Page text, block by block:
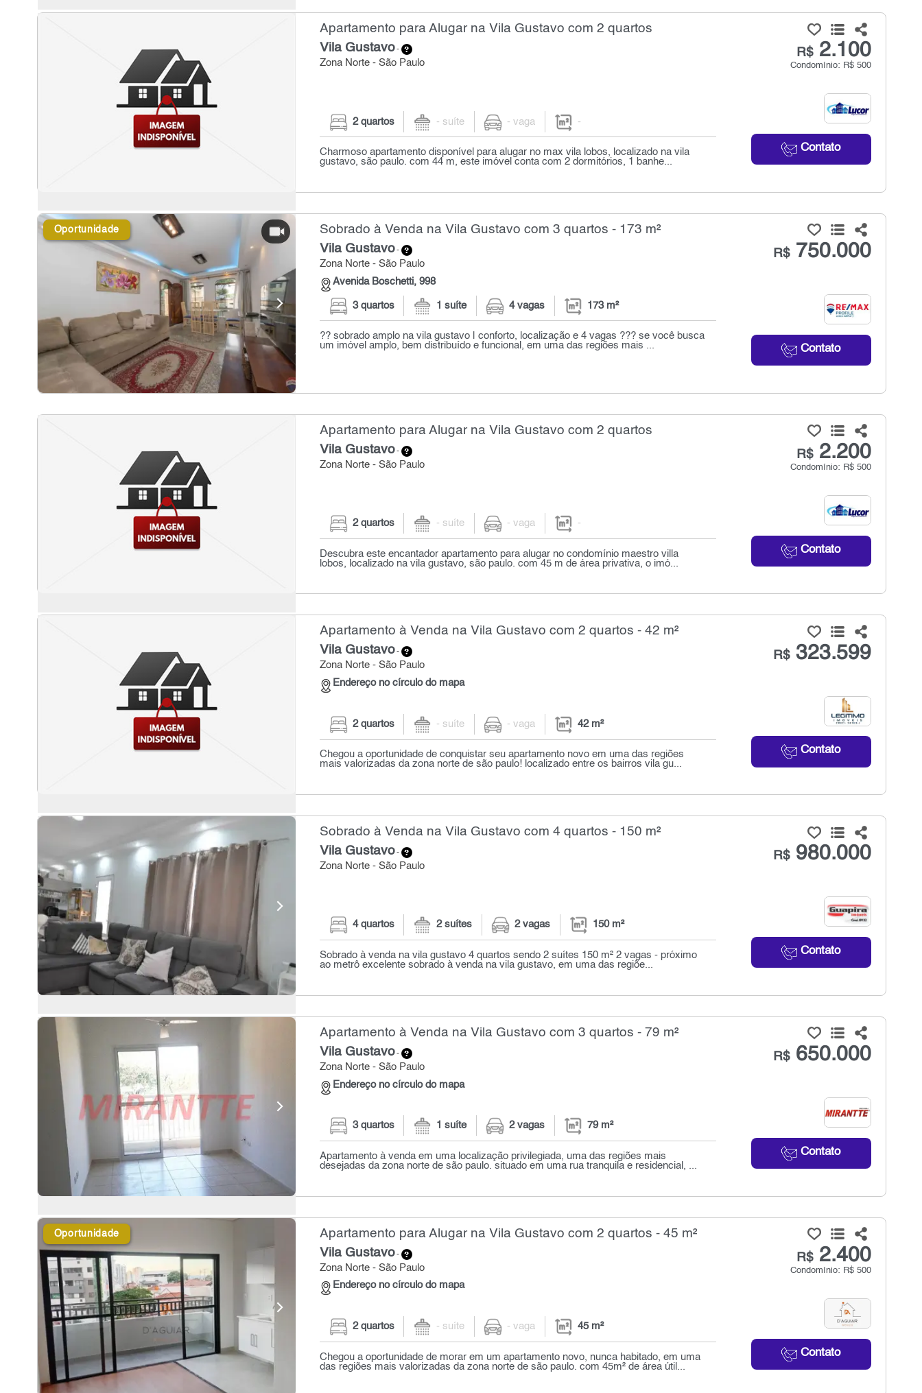
Apartamento para Alugar na Vila Gustavo com 2 quartos
Vila Gustavo-
Zona Norte - São Paulo
R$2.100
Condomínio: R$ 500
Contato
2 quartos - suíte - vaga -
Charmoso apartamento disponível para alugar no max vila lobos, localizado na vila
gustavo, são paulo. com 44 m, este imóvel conta com 2 dormitórios, 1 banhe...
Oportunidade Sobrado à Venda na Vila Gustavo com 3 quartos - 173 m²
Vila Gustavo-
Zona Norte - São Paulo
Avenida Boschetti, 998
R$750.000
Contato
3 quartos 1 suíte 4 vagas 173 m²
?? sobrado amplo na vila gustavo | conforto, localização e 4 vagas ??? se você busca
um imóvel amplo, bem distribuído e funcional, em uma das regiões mais ...
Apartamento para Alugar na Vila Gustavo com 2 quartos
Vila Gustavo-
Zona Norte - São Paulo
R$2.200
Condomínio: R$ 500
Contato
2 quartos - suíte - vaga -
Descubra este encantador apartamento para alugar no condomínio maestro villa
lobos, localizado na vila gustavo, são paulo. com 45 m de área privativa, o imó...
Apartamento à Venda na Vila Gustavo com 2 quartos - 42 m²
Vila Gustavo-
Zona Norte - São Paulo
Endereço no círculo do mapa
R$323.599
Contato
2 quartos - suíte - vaga 42 m²
Chegou a oportunidade de conquistar seu apartamento novo em uma das regiões
mais valorizadas da zona norte de são paulo! localizado entre os bairros vila gu...
Sobrado à Venda na Vila Gustavo com 4 quartos - 150 m²
Vila Gustavo-
Zona Norte - São Paulo
R$980.000
Contato
4 quartos 2 suítes 2 vagas 150 m²
Sobrado à venda na vila gustavo 4 quartos sendo 2 suítes 150 m² 2 vagas - próximo
ao metrô excelente sobrado à venda na vila gustavo, em uma das regiõe...
Apartamento à Venda na Vila Gustavo com 3 quartos - 79 m²
Vila Gustavo-
Zona Norte - São Paulo
Endereço no círculo do mapa
R$650.000
Contato
3 quartos 1 suíte 2 vagas 79 m²
Apartamento à venda em uma localização privilegiada, uma das regiões mais
desejadas da zona norte de são paulo. situado em uma rua tranquila e residencial, ...
Oportunidade Apartamento para Alugar na Vila Gustavo com 2 quartos - 45 m²
Vila Gustavo-
Zona Norte - São Paulo
Endereço no círculo do mapa
R$2.400
Condomínio: R$ 500
Contato
2 quartos - suíte - vaga 45 m²
Chegou a oportunidade de morar em um apartamento novo, nunca habitado, em uma
das regiões mais valorizadas da zona norte de são paulo. com 45m² de área útil...